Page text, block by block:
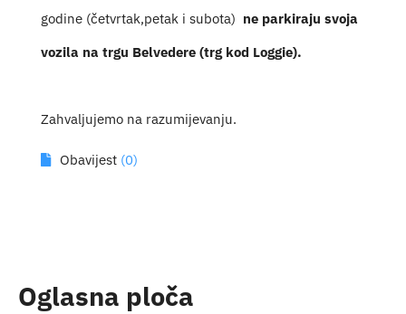
godine (četvrtak,petak i subota) ne parkiraju svoja
vozila na trgu Belvedere (trg kod Loggie).
Zahvaljujemo na razumijevanju.
Obavijest(0)
Oglasna ploča